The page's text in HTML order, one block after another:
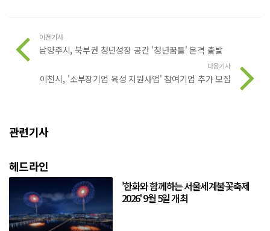
이전기사
남양주시, 북부권 청년성장 공간 '청년꿈틀' 본격 출발
다음기사
이천시, '소부장기업 육성 지원사업' 참여기업 추가 모집
관련기사
헤드라인
'한화와 함께하는 서울세계불꽃축제
2026' 9월 5일 개최